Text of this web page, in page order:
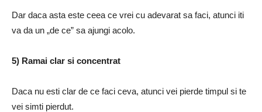
Dar daca asta este ceea ce vrei cu adevarat sa faci, atunci iti
va da un „de ce” sa ajungi acolo.
5) Ramai clar si concentrat
Daca nu esti clar de ce faci ceva, atunci vei pierde timpul si te
vei simti pierdut.